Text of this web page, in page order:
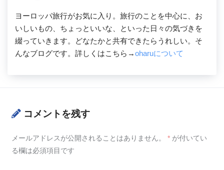
ヨーロッパ旅行がお気に入り。旅行のことを中心に、お
いしいもの、ちょっといいな、といった日々の気づきを
綴っていきます。どなたかと共有できたらうれしい。そ
んなブログです。詳しくはこちら→oharuについて
コメントを残す
メールアドレスが公開されることはありません。 * が付いてい
る欄は必須項目です